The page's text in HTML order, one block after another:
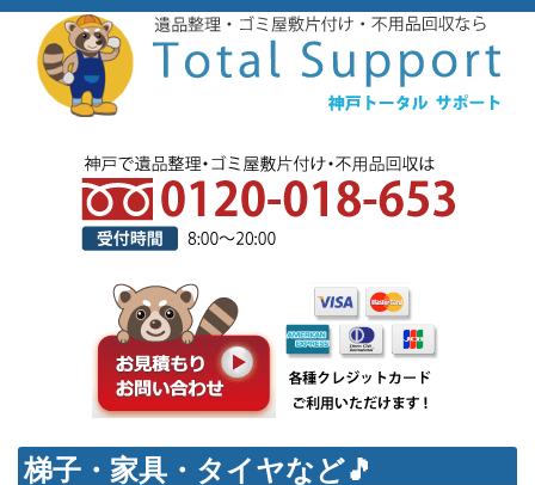
梯子・家具・タイヤなど🎵